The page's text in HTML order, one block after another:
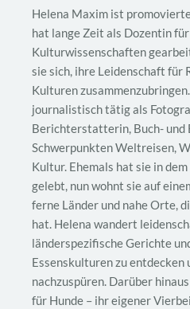
Helena Maxim ist
hat lange Zeit als Dozentin
Kulturwissenschaften
sie sich, ihre Leidenschaft für
Kulturen
journalistisch tätig als
Berichterstatterin, Buch- und
Schwerpunkten Weltreisen,
Kultur. Ehemals hat sie in
gelebt, nun wohnt sie auf
ferne Länder und nahe Orte,
hat. Helena wandert
länderspezifische Gerichte
Essenskulturen zu entdecken
nachzuspüren. Darüber
für Hunde – ihr eigener